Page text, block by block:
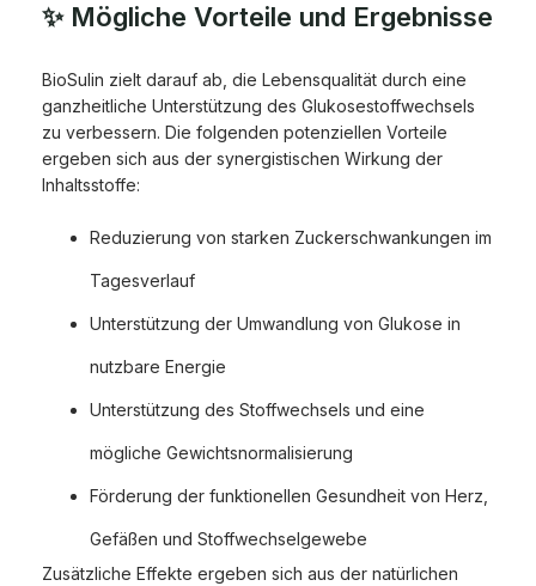
✨ Mögliche Vorteile und Ergebnisse
BioSulin zielt darauf ab, die Lebensqualität durch eine
ganzheitliche Unterstützung des Glukosestoffwechsels
zu verbessern. Die folgenden potenziellen Vorteile
ergeben sich aus der synergistischen Wirkung der
Inhaltsstoffe:
Reduzierung von starken Zuckerschwankungen im
Tagesverlauf
Unterstützung der Umwandlung von Glukose in
nutzbare Energie
Unterstützung des Stoffwechsels und eine
mögliche Gewichtsnormalisierung
Förderung der funktionellen Gesundheit von Herz,
Gefäßen und Stoffwechselgewebe
Zusätzliche Effekte ergeben sich aus der natürlichen